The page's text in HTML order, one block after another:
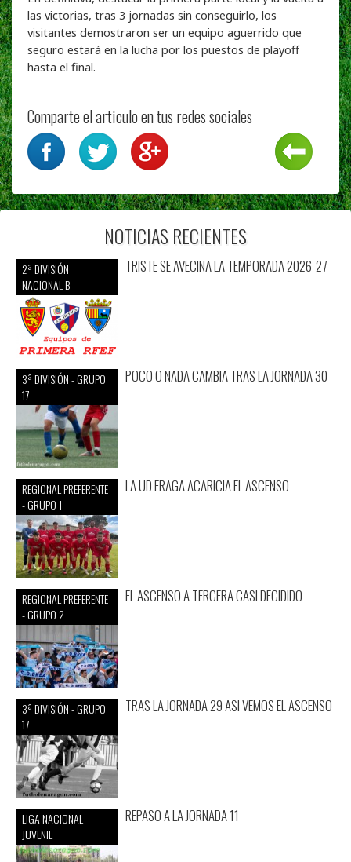
las victorias, tras 3 jornadas sin conseguirlo, los
visitantes demostraron ser un equipo aguerrido que
seguro estará en la lucha por los puestos de playoff
hasta el final.
Comparte el articulo en tus redes sociales
NOTICIAS RECIENTES
2ª DIVISIÓN
NACIONAL B
TRISTE SE AVECINA LA TEMPORADA 2026-27
3ª DIVISIÓN - GRUPO
17
POCO O NADA CAMBIA TRAS LA JORNADA 30
REGIONAL PREFERENTE
- GRUPO 1
LA UD FRAGA ACARICIA EL ASCENSO
REGIONAL PREFERENTE
- GRUPO 2
EL ASCENSO A TERCERA CASI DECIDIDO
3ª DIVISIÓN - GRUPO
17
TRAS LA JORNADA 29 ASI VEMOS EL ASCENSO
LIGA NACIONAL
JUVENIL
REPASO A LA JORNADA 11